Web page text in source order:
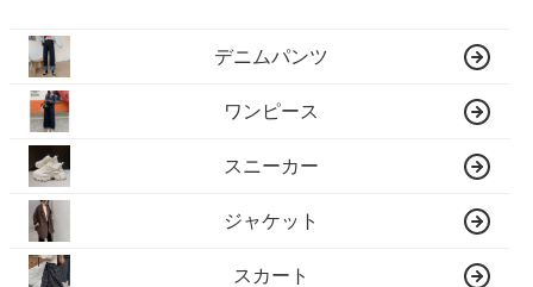
デニムパンツ
ワンピース
スニーカー
ジャケット
スカート